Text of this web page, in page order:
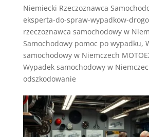
Niemiecki Rzeczoznawca
eksperta-do-spraw-wypadkow-
rzeczoznawca samochodowy w
Samochodowy pomoc po wypadku,
samochodowy w Niemczech
Wypadek samochodowy w
odszkodowanie